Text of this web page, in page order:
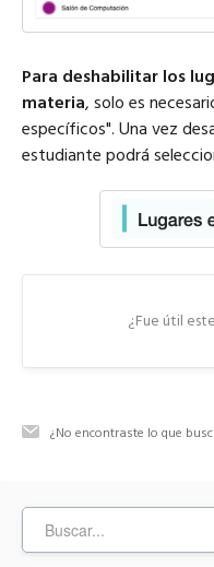
Para deshabilitar los
materia, solo es
específicos". Una vez
estudiante podrá
¿Fue útil
¿No encontraste lo que